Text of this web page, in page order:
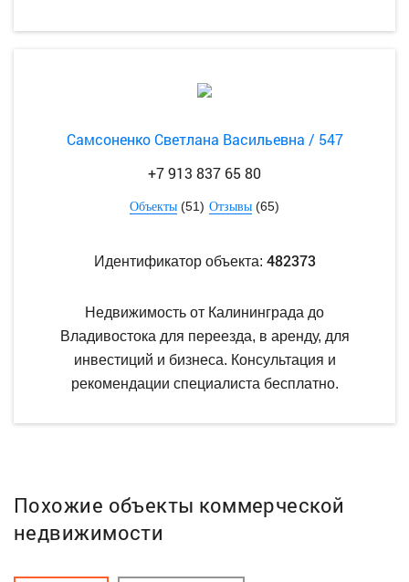
Самсоненко Светлана Васильевна / 547
+7 913 837 65 80
Объекты (51) Отзывы (65)
Идентификатор объекта: 482373
Недвижимость от Калининграда до
Владивостока для переезда, в аренду, для
инвестиций и бизнеса. Консультация и
рекомендации специалиста бесплатно.
Похожие объекты коммерческой
недвижимости